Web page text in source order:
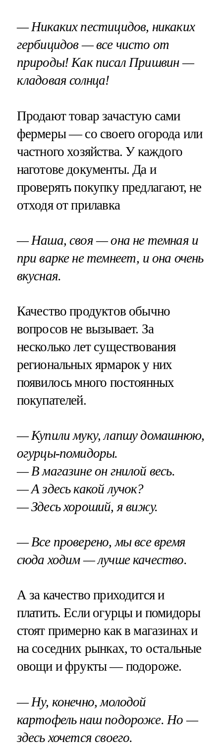
— Никаких пестицидов, никаких
гербицидов — все чисто от
природы! Как писал Пришвин —
кладовая солнца!
Продают товар зачастую сами
фермеры — со своего огорода или
частного хозяйства. У каждого
наготове документы. Да и
проверять покупку предлагают, не
отходя от прилавка
— Наша, своя — она не темная и
при варке не темнеет, и она очень
вкусная.
Качество продуктов обычно
вопросов не вызывает. За
несколько лет существования
региональных ярмарок у них
появилось много постоянных
покупателей.
— Купили муку, лапшу домашнюю,
огурцы-помидоры.
— В магазине он гнилой весь.
— А здесь какой лучок?
— Здесь хороший, я вижу.
— Все проверено, мы все время
сюда ходим — лучше качество.
А за качество приходится и
платить. Если огурцы и помидоры
стоят примерно как в магазинах и
на соседних рынках, то остальные
овощи и фрукты — подороже.
— Ну, конечно, молодой
картофель наш подороже. Но —
здесь хочется своего.